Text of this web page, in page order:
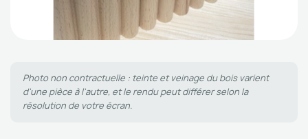
Photo non contractuelle : teinte et veinage du bois varient
d'une pièce à l'autre, et le rendu peut différer selon la
résolution de votre écran.